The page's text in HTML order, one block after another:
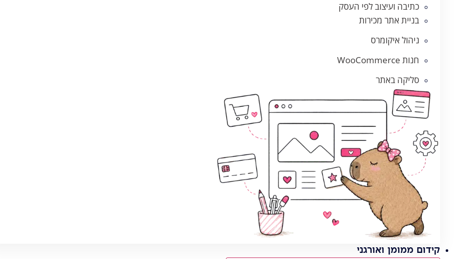
כתיבה ועיצוב לפי העסק
בניית אתר מכירות
ניהול איקומרס
חנות WooCommerce
סליקה באתר
קידום ממומן ואורגני